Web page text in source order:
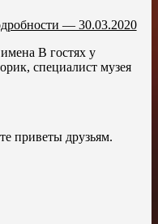
— 30.03.2020
В гостях у
специалист музея
приветы друзьям.